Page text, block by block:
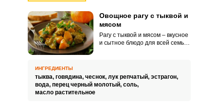
Овощное рагу с тыквой и
мясом
Рагу с тыквой и мясом – вкусное
и сытное блюдо для всей семьи!
привкусом. Тыква прекрасно
сочетается с любым видом
мяса, в том числе с говядиной.
ИНГРЕДИЕНТЫ
тыква, говядина, чеснок, лук репчатый, эстрагон,
вода, перец черный молотый, соль,
масло растительное